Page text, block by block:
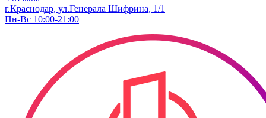
г.Краснодар, ул.Генерала Шифрина, 1/1
Пн-Вс 10:00-21:00